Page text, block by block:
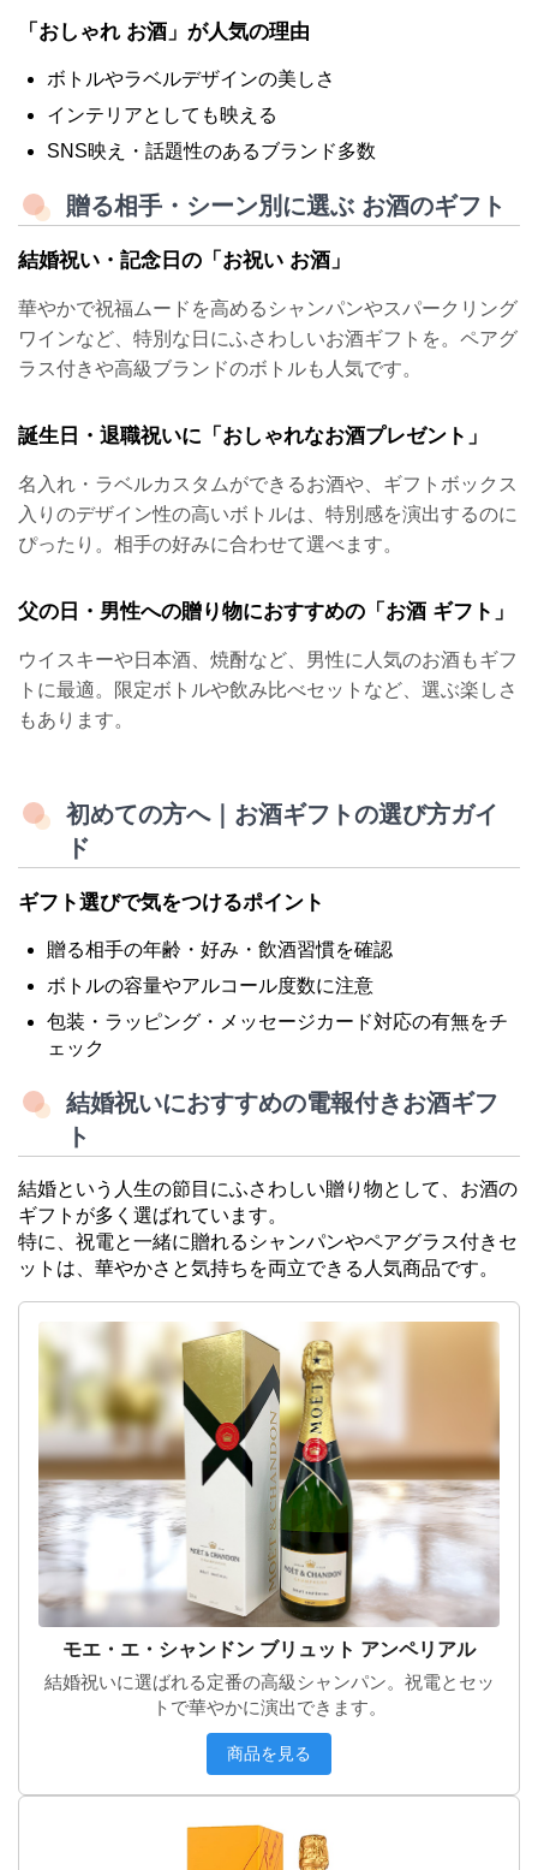
「おしゃれ お酒」が人気の理由
ボトルやラベルデザインの美しさ
インテリアとしても映える
SNS映え・話題性のあるブランド多数
贈る相手・シーン別に選ぶ お酒のギフト
結婚祝い・記念日の「お祝い お酒」
華やかで祝福ムードを高めるシャンパンやスパークリング
ワインなど、特別な日にふさわしいお酒ギフトを。ペアグ
ラス付きや高級ブランドのボトルも人気です。
誕生日・退職祝いに「おしゃれなお酒プレゼント」
名入れ・ラベルカスタムができるお酒や、ギフトボックス
入りのデザイン性の高いボトルは、特別感を演出するのに
ぴったり。相手の好みに合わせて選べます。
父の日・男性への贈り物におすすめの「お酒 ギフト」
ウイスキーや日本酒、焼酎など、男性に人気のお酒もギフ
トに最適。限定ボトルや飲み比べセットなど、選ぶ楽しさ
もあります。
初めての方へ｜お酒ギフトの選び方ガイ
ド
ギフト選びで気をつけるポイント
贈る相手の年齢・好み・飲酒習慣を確認
ボトルの容量やアルコール度数に注意
包装・ラッピング・メッセージカード対応の有無をチ
ェック
結婚祝いにおすすめの電報付きお酒ギフ
ト
結婚という人生の節目にふさわしい贈り物として、お酒の
ギフトが多く選ばれています。
特に、祝電と一緒に贈れるシャンパンやペアグラス付きセ
ットは、華やかさと気持ちを両立できる人気商品です。
モエ・エ・シャンドン ブリュット アンペリアル
結婚祝いに選ばれる定番の高級シャンパン。祝電とセッ
トで華やかに演出できます。
商品を見る